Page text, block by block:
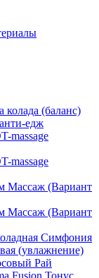
(баланс)
едж
massage
massage
Массаж (Вариант
Массаж (Вариант
Симфония
(увлажнение)
Рай
Fusion Тонус